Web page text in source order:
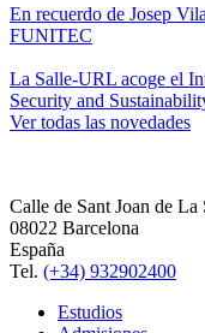
En recuerdo de Josep
FUNITEC
La Salle-URL acoge el
Security and
Ver todas las novedades
Calle de Sant Joan de La
08022 Barcelona
España
Tel. (+34) 932902400
Estudios